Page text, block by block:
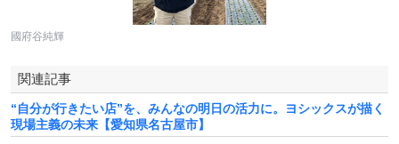
國府谷純輝
関連記事
“自分が行きたい店”を、みんなの明日の活力に。ヨシックスが描く
現場主義の未来【愛知県名古屋市】